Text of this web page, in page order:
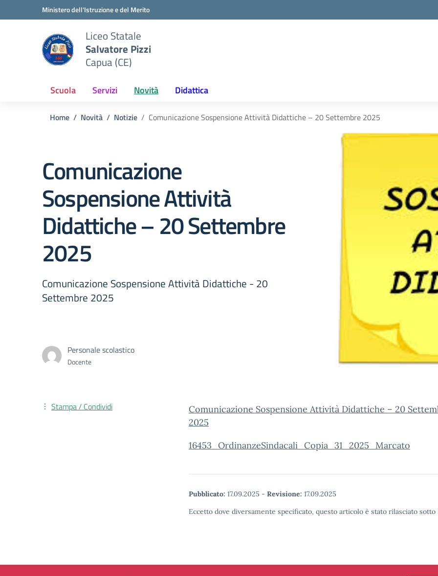
Vai ai contenuti
Vai al menu di navigazioneMinistero dell'Istruzione e del Merito
Liceo Statale
Salvatore Pizzi
Capua (CE)
Scuola Servizi Novità Didattica
Home Novità Notizie Comunicazione Sospensione Attività Didattiche – 20 Settembre 2025
Comunicazione
Sospensione Attività
Didattiche – 20 Settembre
2025
Comunicazione Sospensione Attività Didattiche - 20
Settembre 2025
Personale scolastico
Docente
Comunicazione Sospensione Attività Didattiche – 20
2025
16453_OrdinanzeSindacali_Copia_31_2025_Marcato
Pubblicato: 17.09.2025 - Revisione: 17.09.2025
Eccetto dove diversamente specificato, questo articolo è stato rilasciato
Stampa / Condividi